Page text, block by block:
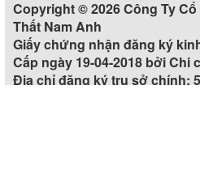
Copyright © 2026 Công Ty Cổ Phần Thương Mại Nội
Thất Nam Anh
Giấy chứng nhận đăng ký
Cấp ngày 19-04-2018 bởi Chi
Địa chỉ đăng ký trụ sở chính: